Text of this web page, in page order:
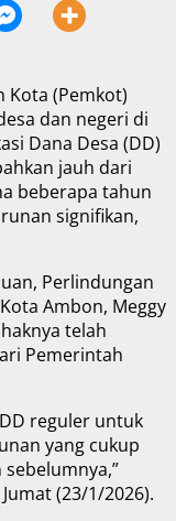
Kota (Pemkot)
dan negeri di
Dana Desa (DD)
jauh dari
beberapa tahun
signifikan,
Perlindungan
Ambon, Meggy
telah
Pemerintah
reguler untuk
yang cukup
(23/1/2026).